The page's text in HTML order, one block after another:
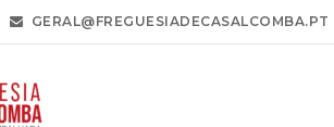
GERAL@FREGUESIADECASALCOMBA.PT